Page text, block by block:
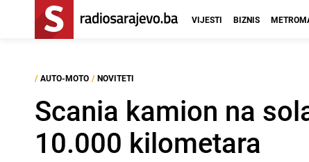
VIJESTI BIZNIS
/ AUTO-MOTO / NOVITETI
Scania kamion na
10.000 kilometara